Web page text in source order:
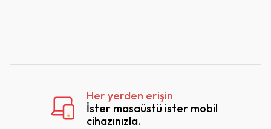
Her yerden erişin
İster masaüstü ister mobil
cihazınızla.